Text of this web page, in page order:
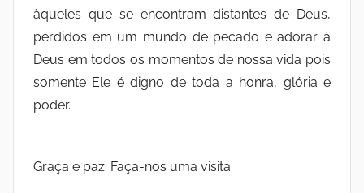
àqueles que se encontram distantes de Deus,
perdidos em um mundo de pecado e adorar à
Deus em todos os momentos de nossa vida pois
somente Ele é digno de toda a honra, glória e
poder.
Graça e paz. Faça-nos uma visita.